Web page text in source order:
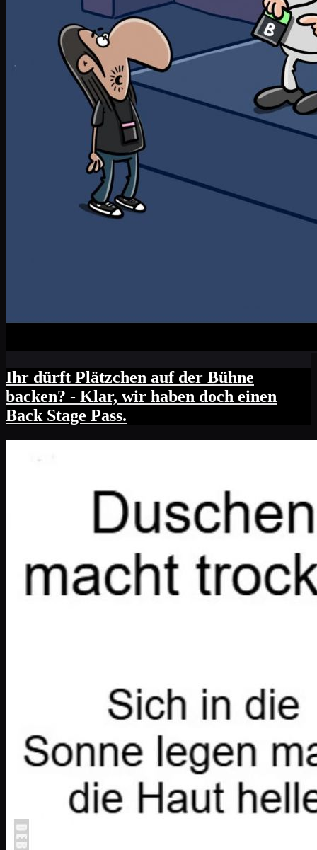
Ihr dürft Plätzchen auf der Bühne
backen? - Klar, wir haben doch einen
Back Stage Pass.